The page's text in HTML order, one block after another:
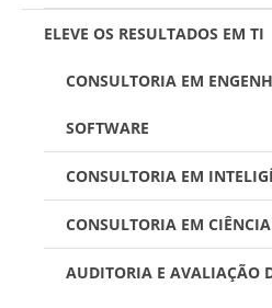
ELEVE OS RESULTADOS EM TI
CONSULTORIA EM
SOFTWARE
CONSULTORIA EM
CONSULTORIA EM
AUDITORIA E AVALIAÇÃO